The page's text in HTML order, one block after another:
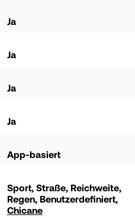
Ja
Ja
Ja
Ja
App-basiert
Sport Straße Reichweite
Regen Benutzerdefiniert
Chicane